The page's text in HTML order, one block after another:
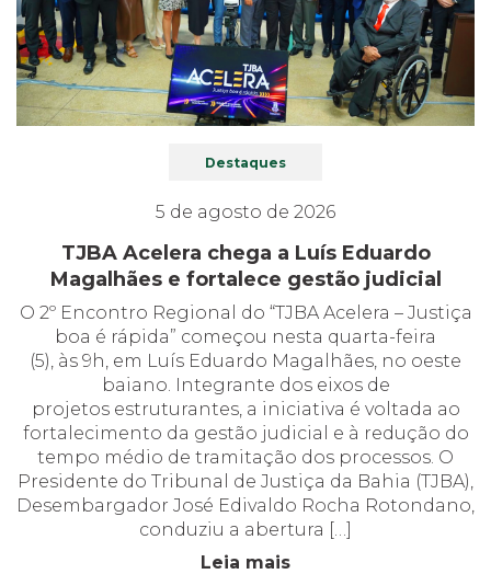
Destaques
5 de agosto de 2026
TJBA Acelera chega a Luís Eduardo
Magalhães e fortalece gestão judicial
O 2º Encontro Regional do “TJBA Acelera – Justiça
boa é rápida” começou nesta quarta-feira
(5), às 9h, em Luís Eduardo Magalhães, no oeste
baiano. Integrante dos eixos de
projetos estruturantes, a iniciativa é voltada ao
fortalecimento da gestão judicial e à redução do
tempo médio de tramitação dos processos. O
Presidente do Tribunal de Justiça da Bahia (TJBA),
Desembargador José Edivaldo Rocha Rotondano,
conduziu a abertura […]
Leia mais